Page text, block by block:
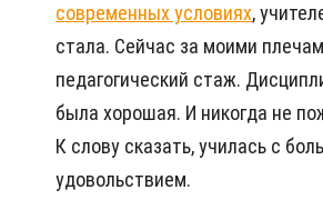
современных условиях,
стала. Сейчас за моими
педагогический стаж.
была хорошая. И никогда не
К слову сказать, училась с
удовольствием.